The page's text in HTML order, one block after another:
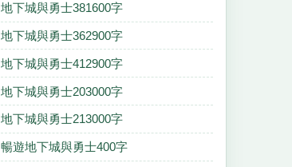
地下城與勇士381600字
地下城與勇士362900字
地下城與勇士412900字
地下城與勇士203000字
地下城與勇士213000字
暢遊地下城與勇士400字